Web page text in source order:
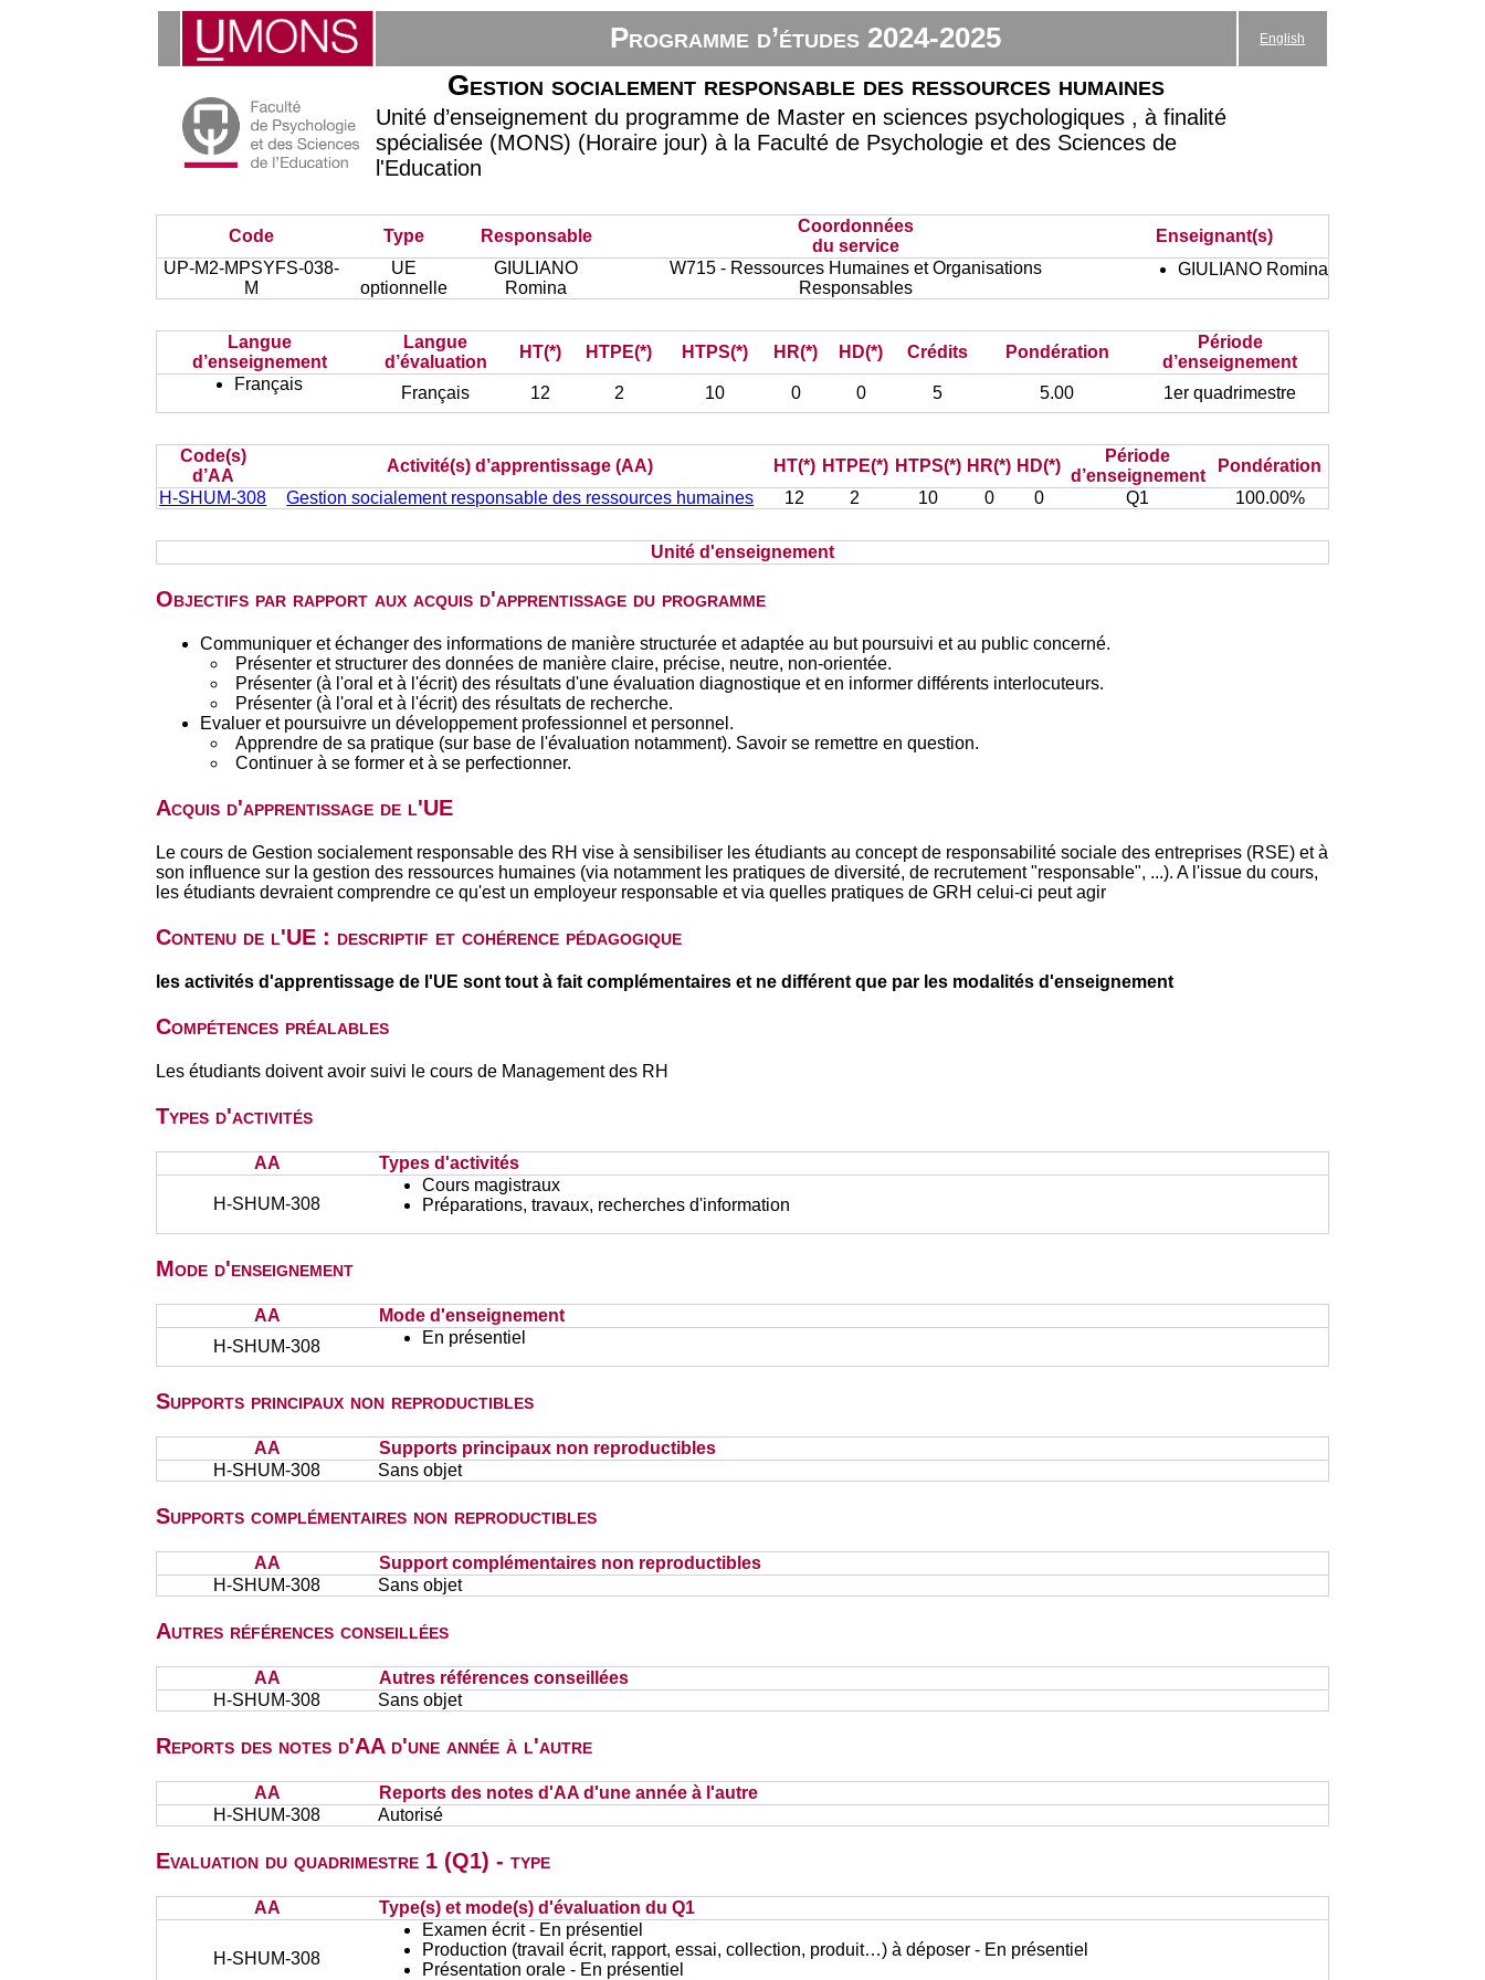
Programme d’études 2024-2025 English
Gestion socialement responsable des ressources humaines
Unité d’enseignement du programme de Master en sciences psychologiques , à finalité
spécialisée (MONS) (Horaire jour) à la Faculté de Psychologie et des Sciences de
l'Education
Code Type Responsable
Coordonnées
du service
Enseignant(s)
UP-M2-MPSYFS-038-
M
UE
optionnelle
GIULIANO
Romina
W715 - Ressources Humaines et Organisations
Responsables
GIULIANO Romina
Langue
d’enseignement
Langue
d’évaluation
HT(*) HTPE(*) HTPS(*) HR(*) HD(*) Crédits Pondération
Période
d’enseignement
Français
Français 12 2 10 0 0 5 5.00 1er quadrimestre
Code(s)
d’AA
Activité(s) d’apprentissage (AA) HT(*) HTPE(*) HTPS(*) HR(*) HD(*)
Période
d’enseignement
Pondération
H-SHUM-308
Gestion socialement responsable des ressources humaines 12 2 10 0 0 Q1 100.00%
Unité d'enseignement
Objectifs par rapport aux acquis d'apprentissage du programme
Communiquer et échanger des informations de manière structurée et adaptée au but poursuivi et au public concerné.
Présenter et structurer des données de manière claire, précise, neutre, non-orientée.
Présenter (à l'oral et à l'écrit) des résultats d'une évaluation diagnostique et en informer différents interlocuteurs.
Présenter (à l'oral et à l'écrit) des résultats de recherche.
Evaluer et poursuivre un développement professionnel et personnel.
Apprendre de sa pratique (sur base de l'évaluation notamment). Savoir se remettre en question.
Continuer à se former et à se perfectionner.
Acquis d'apprentissage de l'UE
Le cours de Gestion socialement responsable des RH vise à sensibiliser les étudiants au concept de responsabilité sociale des entreprises (RSE) et à
son influence sur la gestion des ressources humaines (via notamment les pratiques de diversité, de recrutement "responsable", ...). A l'issue du cours,
les étudiants devraient comprendre ce qu'est un employeur responsable et via quelles pratiques de GRH celui-ci peut agir
Contenu de l'UE : descriptif et cohérence pédagogique
les activités d'apprentissage de l'UE sont tout à fait complémentaires et ne différent que par les modalités d'enseignement
Compétences préalables
Les étudiants doivent avoir suivi le cours de Management des RH
Types d'activités
AA Types d'activités
H-SHUM-308
Cours magistraux
Préparations, travaux, recherches d'information
Mode d'enseignement
AA
Mode d'enseignement
H-SHUM-308
En présentiel
Supports principaux non reproductibles
AA
Supports principaux non reproductibles
H-SHUM-308
Sans objet
Supports complémentaires non reproductibles
AA
Support complémentaires non reproductibles
H-SHUM-308
Sans objet
Autres références conseillées
AA
Autres références conseillées
H-SHUM-308
Sans objet
Reports des notes d'AA d'une année à l'autre
AA
Reports des notes d'AA d'une année à l'autre
H-SHUM-308
Autorisé
Evaluation du quadrimestre 1 (Q1) - type
AA Type(s) et mode(s) d'évaluation du Q1
H-SHUM-308
Examen écrit - En présentiel
Production (travail écrit, rapport, essai, collection, produit…) à déposer - En présentiel
Présentation orale - En présentiel